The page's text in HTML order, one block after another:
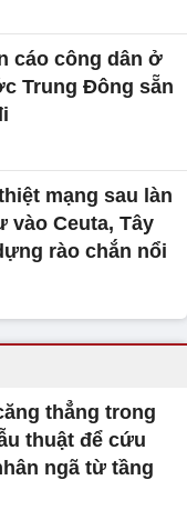
cáo công dân ở
Trung Đông sẵn
mạng sau làn
vào Ceuta, Tây
rào chắn nổi
thẳng trong
thuật để cứu
ngã từ tầng